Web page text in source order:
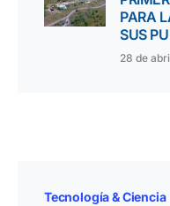
PARA
SUS
28 de
Tecnología & Ciencia